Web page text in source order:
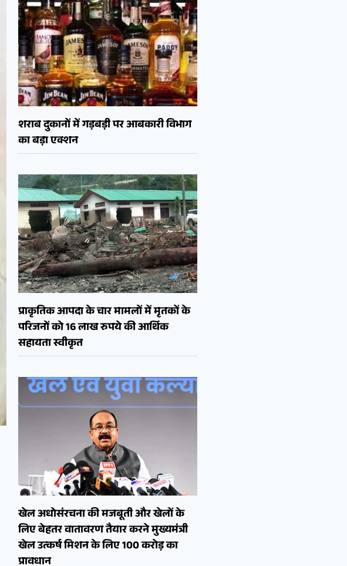
शराब दुकानों में गड़बड़ी पर आबकारी विभाग
का बड़ा एक्शन
प्राकृतिक आपदा के चार मामलों में मृतकों के
परिजनों को 16 लाख रुपये की आर्थिक
सहायता स्वीकृत
खेल अधोसंरचना की मजबूती और खेलों के
लिए बेहतर वातावरण तैयार करने मुख्यमंत्री
खेल उत्कर्ष मिशन के लिए 100 करोड़ का
प्रावधान